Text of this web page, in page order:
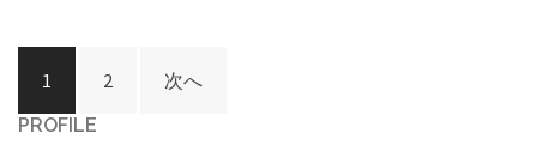
投
稿
1 2 次へ
PROFILE